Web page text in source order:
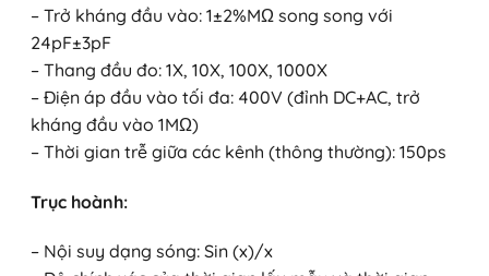
– Trở kháng đầu vào: 1±2%MΩ song song với
24pF±3pF
– Thang đầu đo: 1X, 10X, 100X, 1000X
– Điện áp đầu vào tối đa: 400V (đỉnh DC+AC, trở
kháng đầu vào 1MΩ)
– Thời gian trễ giữa các kênh (thông thường): 150ps
Trục hoành:
– Nội suy dạng sóng: Sin (x)/x